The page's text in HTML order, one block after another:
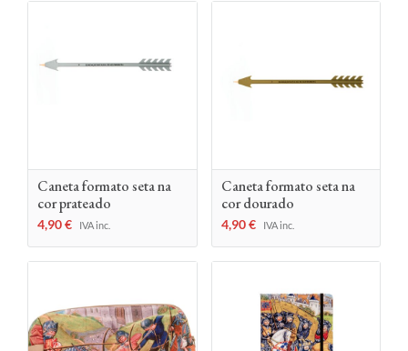
Caneta formato seta na
cor prateado
4,90€ IVA inc.
Caneta formato seta na
cor dourado
4,90€ IVA inc.